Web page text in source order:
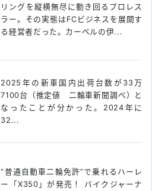
リングを縦横無尽に動き回るプロレス
ラー。その実態はFCビジネスを展開す
る経営者だった。カーベルの伊...
2025年の新車国内出荷台数が33万
7100台（推定値 二輪車新聞調べ）と
なったことが分かった。2024年に
32...
“普通自動車二輪免許”で乗れるハーレ
ー「X350」が発売！ バイクジャーナ